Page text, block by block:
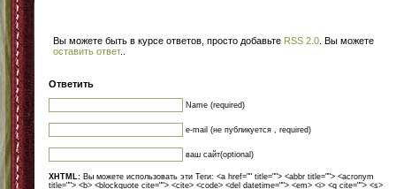
Вы можете быть в курсе ответов, просто добавьте RSS 2.0 . Вы можете
оставить ответ.
Ответить
Name (required)
e-mail (не публикуется , required)
ваш сайт(optional)
XHTML: Вы можете использовать эти Теги: <a href="" title=""> <abbr title=""> <acronym
title=""> <b> <blockquote cite=""> <cite> <code> <del datetime=""> <em> <i> <q cite=""> <s>